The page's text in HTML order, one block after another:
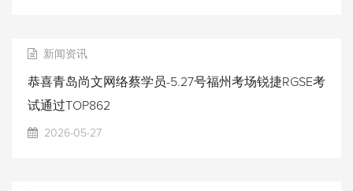
新闻资讯
恭喜青岛尚文网络蔡学员-5.27号福州考场锐捷RGSE考
试通过TOP862
2026-05-27